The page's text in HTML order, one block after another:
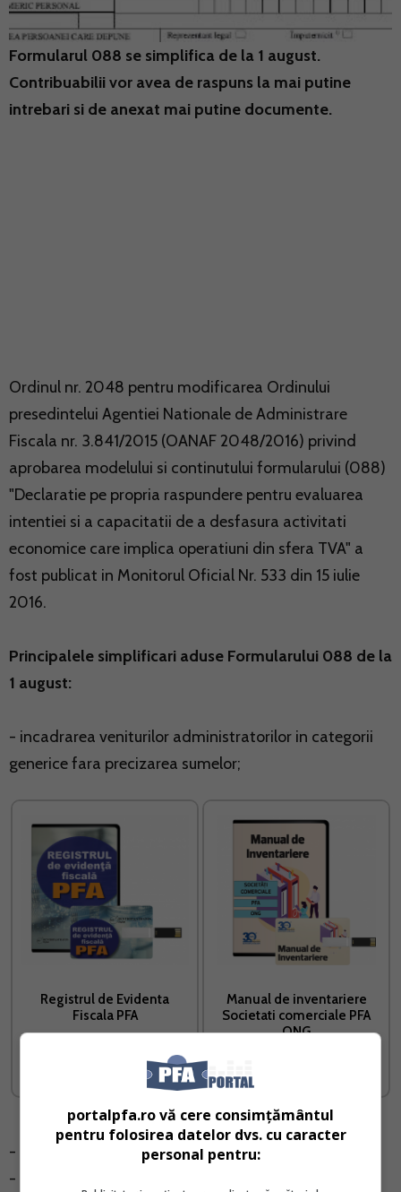
Formularul 088 se simplifica de la 1 august.
Contribuabilii vor avea de raspuns la mai putine
intrebari si de anexat mai putine documente.
Ordinul nr. 2048 pentru modificarea Ordinului
presedintelui Agentiei Nationale de Administrare
Fiscala nr. 3.841/2015 (OANAF 2048/2016) privind
aprobarea modelului si continutului formularului (088)
"Declaratie pe propria raspundere pentru evaluarea
intentiei si a capacitatii de a desfasura activitati
economice care implica operatiuni din sfera TVA" a
fost publicat in Monitorul Oficial Nr. 533 din 15 iulie
2016.
Principalele simplificari aduse Formularului 088 de la
1 august:
- incadrarea veniturilor administratorilor in categorii
generice fara precizarea sumelor;
Registrul de Evidenta
Fiscala PFA
Vreau acest produs →
Manual de inventariere
Societati comerciale PFA
ONG
- facilitatea declararii situatiilor de insolventa;
- eliminarea solicitarii informatiilor despre asociati si
portalpfa.ro vă cere consimțământul
pentru folosirea datelor dvs. cu caracter
personal pentru: